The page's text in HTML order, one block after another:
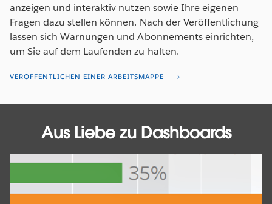
anzeigen und interaktiv nutzen sowie Ihre eigenen
Fragen dazu stellen können. Nach der Veröffentlichung
lassen sich Warnungen und Abonnements einrichten,
um Sie auf dem Laufenden zu halten.
VERÖFFENTLICHEN EINER ARBEITSMAPPE
Aus Liebe zu Dashboards